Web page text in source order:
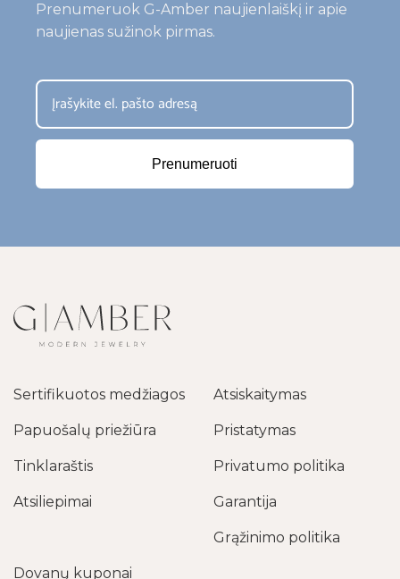
Sertifikuotos medžiagos
Papuošalų priežiūra
Tinklaraštis
Atsiliepimai
Atsiskaitymas
Pristatymas
Privatumo politika
Garantija
Grąžinimo politika
Dovanų kuponai
Prenumeruok G-Amber naujienlaiškį ir apie
naujienas sužinok pirmas.
Prenumeruoti